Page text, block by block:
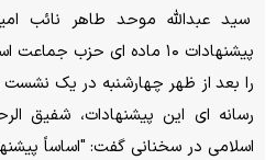
سید عبدالله موحد طاهر نائب
پیشنهادات ۱۰ ماده ای حزب
را بعد از ظهر چهارشنبه در یک نشست
رسانه ای این پیشنهادات، شفیق
اسلامی در سخنانی گفت: "اساساً